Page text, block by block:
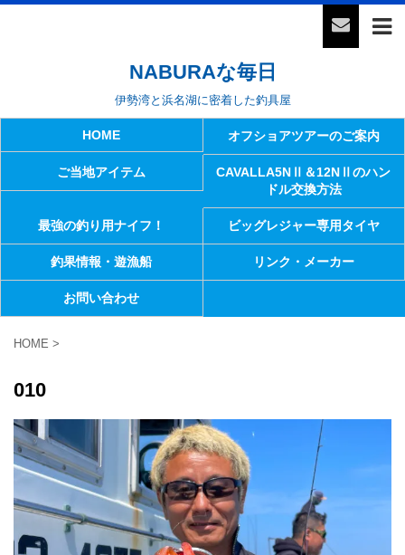
NABURAな毎日
伊勢湾と浜名湖に密着した釣具屋
HOME オフショアツアーのご案内
ご当地アイテム
CAVALLA5NⅡ＆12NⅡのハン
ドル交換方法
最強の釣り用ナイフ！ ビッグレジャー専用タイヤ
釣果情報・遊漁船 リンク・メーカー
お問い合わせ
HOME >
010